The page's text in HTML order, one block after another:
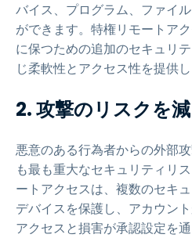
バイス、プログラム、ファイ
ができます。特権リモートア
に保つための追加のセキュリ
じ柔軟性とアクセス性を提供し
2. 攻撃のリスクを
悪意のある行為者からの外部
も最も重大なセキュリティリ
ートアクセスは、複数のセキ
デバイスを保護し、アカウン
アクセスと損害が承認設定を